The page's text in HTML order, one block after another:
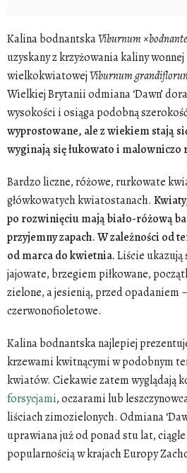
Kalina bodnantskaViburnum
uzyskany z krzyżowania kaliny wonnej
wielkokwiatowejViburnum
Wielkiej Brytanii odmiana ‘Dawn’
wysokości i osiąga podobną
wyprostowane, ale z wiekiem stają
wyginają się łukowato i malowniczo
Bardzo liczne, różowe, rurkowate
główkowatych kwiatostanach.
po rozwinięciu mają biało-różową
przyjemny zapach. W zależności od
od marca do kwietnia.Liście
jajowate, brzegiem piłkowane,
zielone, a jesienią, przed opadaniem
czerwonofioletowe.
Kalina bodnantska najlepiej
krzewami kwitnącymi w podobnym
kwiatów. Ciekawie zatem wyglądają
forsycjami, oczarami lub
liściach zimozielonych. Odmiana
uprawiana już od ponad stu lat,
popularnością w krajach Europy